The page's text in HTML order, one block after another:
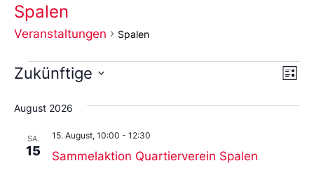
Spalen
Veranstaltungen Spalen
Liste
Zukünftige
Sie
das
aus.
August 2026
SA.
15 Sammelaktion Quartierverein Spalen
15. August, 10:00 - 12:30